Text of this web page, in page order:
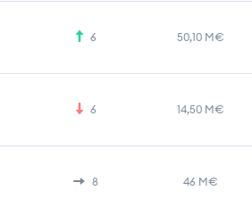
6 50,10 M€
6 14,50 M€
8 46 M€